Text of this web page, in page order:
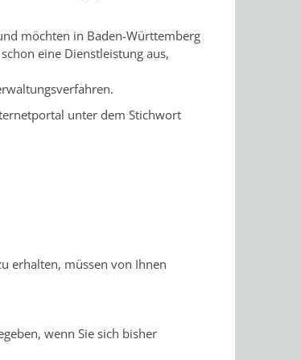
möchten in Baden-Württemberg
eine Dienstleistung aus,
unter dem Stichwort
erhalten, müssen von Ihnen
wenn Sie sich bisher